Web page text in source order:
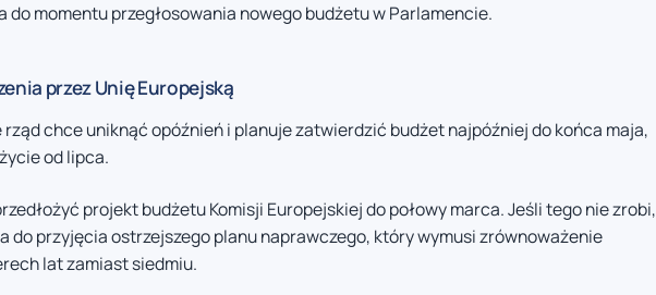
do momentu przegłosowania nowego budżetu w Parlamencie.
przez Unię Europejską
rząd chce uniknąć opóźnień i planuje zatwierdzić budżet najpóźniej do końca maja,
od lipca.
projekt budżetu Komisji Europejskiej do połowy marca. Jeśli tego nie zrobi,
do przyjęcia ostrzejszego planu naprawczego, który wymusi zrównoważenie
lat zamiast siedmiu.